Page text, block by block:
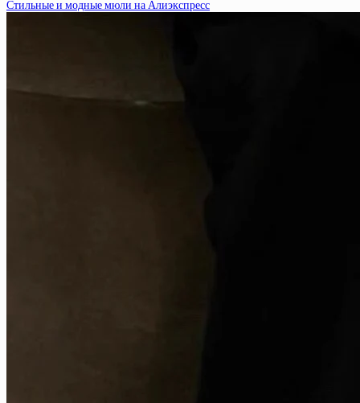
Стильные и модные мюли на Алиэкспресс